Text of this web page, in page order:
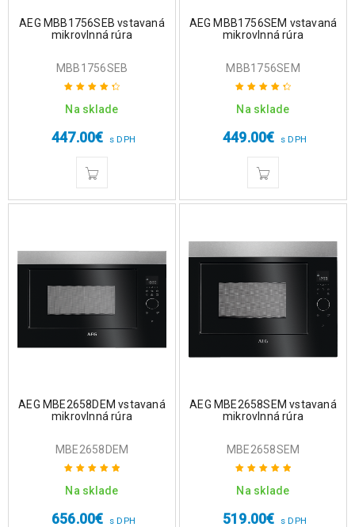
AEG MBB1756SEB vstavaná
mikrovlnná rúra
MBB1756SEB
Hodnotenie
Na sklade
447.00€ s DPH
AEG MBB1756SEM vstavaná
mikrovlnná rúra
MBB1756SEM
Hodnotenie
Na sklade
449.00€ s DPH
AEG MBE2658DEM vstavaná
mikrovlnná rúra
MBE2658DEM
Hodnotenie
Na sklade
656.00€ s DPH
AEG MBE2658SEM vstavaná
mikrovlnná rúra
MBE2658SEM
Hodnotenie
Na sklade
519.00€ s DPH